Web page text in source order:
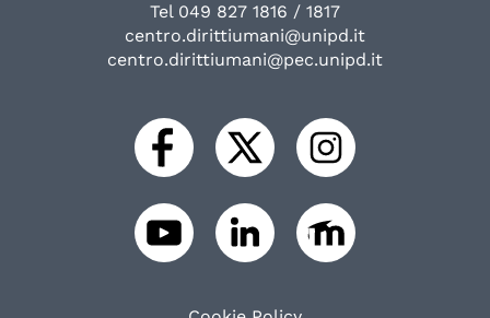
Tel 049 827 1816 / 1817
centro.dirittiumani@unipd.it
centro.dirittiumani@pec.unipd.it